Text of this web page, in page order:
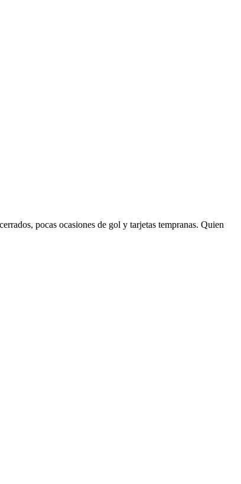
pocas ocasiones de gol y tarjetas tempranas. Quien